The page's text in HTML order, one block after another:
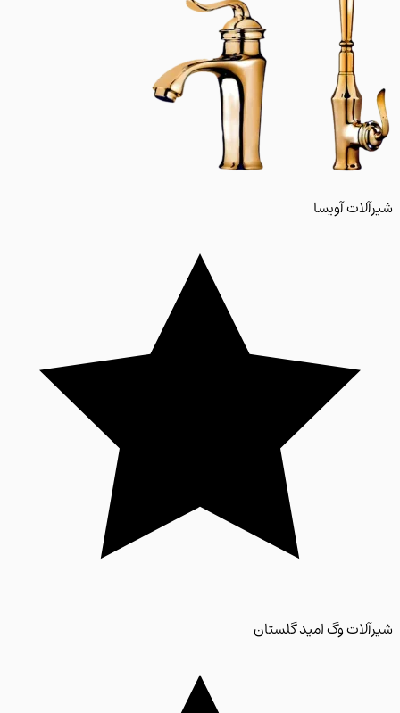
آویسا
وگ امید گلستان